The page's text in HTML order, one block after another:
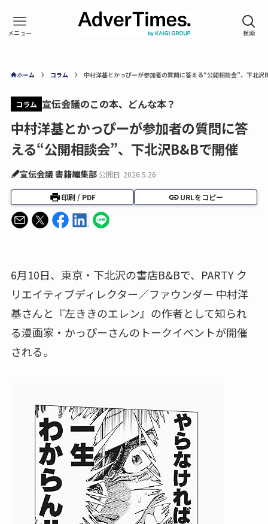
ホーム コラム 中村洋基とかっぴーが参加者の質問に答える“公開相談会”、下北沢
コラム 宣伝会議のこの本、どんな本？
中村洋基とかっぴーが参加者の質問に答
える“公開相談会”、下北沢B&Bで開催
宣伝会議 書籍編集部 公開日 2026.5.26
印刷 / PDF URLをコピー
6月10日、東京・下北沢の書店B&Bで、PARTY ク
リエイティブディレクター／ファウンダー 中村洋
基さんと『左ききのエレン』の作者として知られ
る漫画家・かっぴーさんのトークイベントが開催
される。